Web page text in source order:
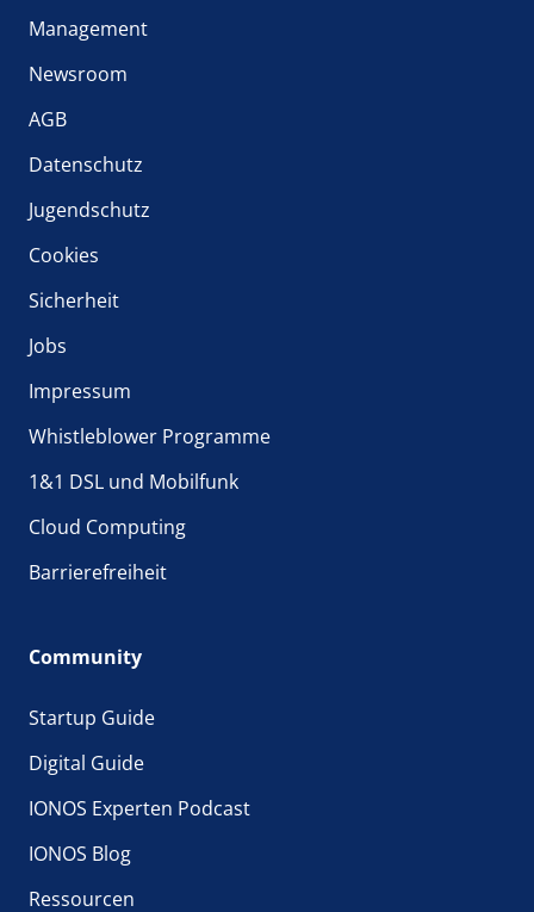
Management
Newsroom
AGB
Datenschutz
Jugendschutz
Cookies
Sicherheit
Jobs
Impressum
Whistleblower Programme
1&1 DSL und Mobilfunk
Cloud Computing
Barrierefreiheit
Community
Startup Guide
Digital Guide
IONOS Experten Podcast
IONOS Blog
Ressourcen